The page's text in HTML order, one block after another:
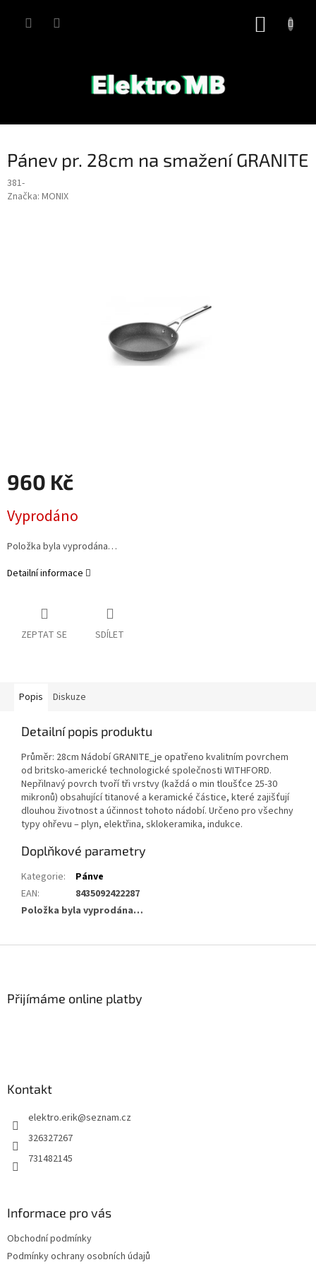
Pánev pr. 28cm na smažení GRANITE
381-
Značka: MONIX
960 Kč
cena:
Vyprodáno
Položka byla vyprodána…
Detailní informace
ZEPTAT SE SDÍLET
Popis Diskuze
Detailní popis produktu
Průměr: 28cm Nádobí GRANITE_je opatřeno kvalitním povrchem
od britsko-americké technologické společnosti WITHFORD.
Nepřilnavý povrch tvoří tři vrstvy (každá o min tloušťce 25-30
mikronů) obsahující titanové a keramické částice, které zajišťují
dlouhou životnost a účinnost tohoto nádobí. Určeno pro všechny
typy ohřevu – plyn, elektřina, sklokeramika, indukce.
Doplňkové parametry
Kategorie:
Pánve
EAN:
8435092422287
Položka byla vyprodána…
Přijímáme online platby
Kontakt
elektro.erik@seznam.cz
326327267
731482145
Informace pro vás
Obchodní podmínky
Podmínky ochrany osobních údajů